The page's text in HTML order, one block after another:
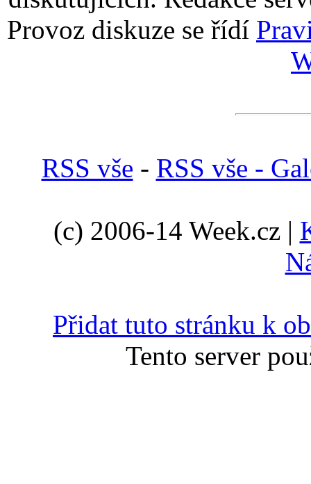
Provoz diskuze se řídí
RSS vše - RSS vše -
(c) 2006-14 Week.cz |
Přidat tuto stránku k
Tento server